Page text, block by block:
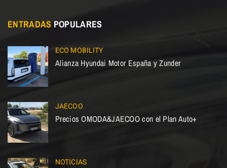
ENTRADAS POPULARES
ECO MOBILITY
Alianza Hyundai Motor España y Zunder
JAECOO
Precios OMODA&JAECOO con el Plan Auto+
NOTICIAS